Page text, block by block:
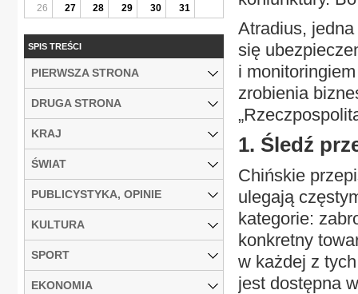
Atradius,
się
i
zrobienia
1. Śledź
Chińskie
ulegają
kategorie:
konkretny
w każdej z
jest dostępna
26
27 28 29 30 31
SPIS TREŚCI
PIERWSZA STRONA
DRUGA STRONA
KRAJ
ŚWIAT
PUBLICYSTYKA, OPINIE
KULTURA
SPORT
EKONOMIA